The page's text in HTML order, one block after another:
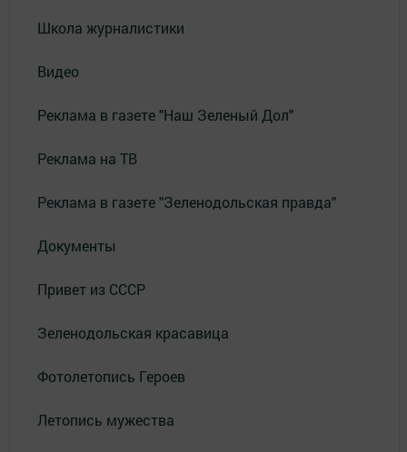
Школа журналистики
Видео
Реклама в газете "Наш Зеленый Дол"
Реклама на ТВ
Реклама в газете "Зеленодольская правда"
Документы
Привет из СССР
Зеленодольская красавица
Фотолетопись Героев
Летопись мужества